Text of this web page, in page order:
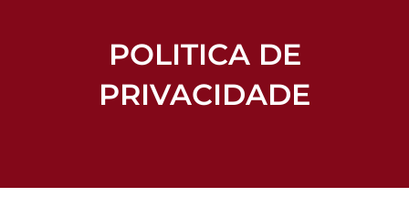
POLITICA DE
PRIVACIDADE